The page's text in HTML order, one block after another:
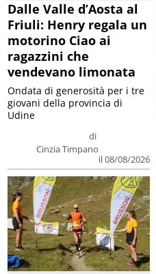
Dalle Valle d’Aosta al
Friuli: Henry regala un
motorino Ciao ai
ragazzini che
vendevano limonata
di
Cinzia Timpano
il 08/08/2026
Ondata di generosità per i tre
giovani della provincia di
Udine